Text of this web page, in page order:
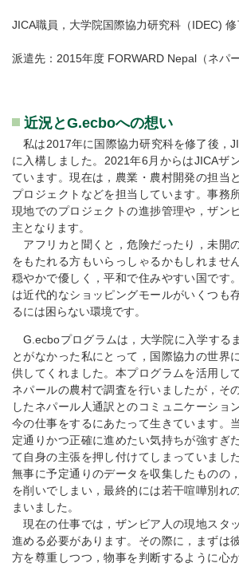
JICA職員，大学院国際協力研究科（IDEC) 修
派遣先：2015年度 FORWARD Nepal（ネパー
近況とG.ecboへの想い
私は2017年に国際協力研究科を修了後，
に入構しました。2021年6月からはJICAザ
ています。現在は，農業・農村開発の担当
プロジェクトなどを担当しています。事務
現地でのプロジェクトの進捗管理や，ザン
主となります。
アフリカと聞くと，危険だったり，未開
をもたれる方もいらっしゃるかもしれませ
穏やかで優しく，平和で住みやすい国です
は近代的なショッピングモールがいくつも
るには困らない環境です。
G.ecboプログラムは，大学院に入学する
とがなかった私にとって，国際協力の世界
供してくれました。本プログラムを活用し
ネパールの農村で調査を行いましたが，そ
したネパール人通訳とのコミュニケーショ
今の仕事をするにあたって生きています。
定通りかつ正確に進めたい気持ちが強すぎ
て自身の主張を押し付けてしまっていまし
無事に予定通りのデータを収集したものの
を削いでしまい，最終的には若干喧嘩別れ
まいました。
現在の仕事では，ザンビア人の現地スタ
進める必要があります。その際に，まずは
方を尊重しつつ，物事を判断するように心